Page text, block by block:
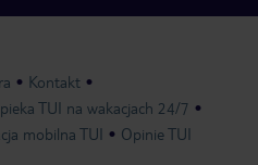
Kontakt
TUI na wakacjach 24/7
mobilna TUI Opinie TUI